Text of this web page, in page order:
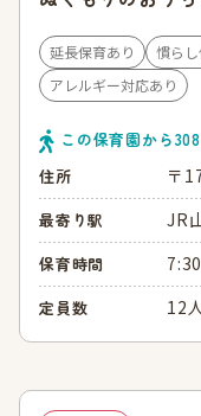
延長保育あり 慣ら
アレルギー対応あり
この保育園から308
住所
〒
最寄り駅 JR
保育時間
定員数 12